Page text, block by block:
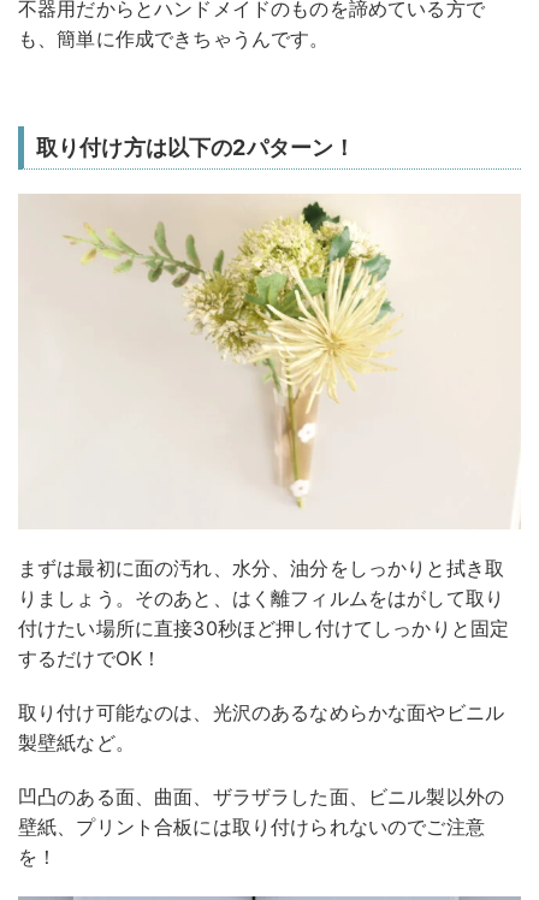
不器用だからとハンドメイドのものを諦めている方で
も、簡単に作成できちゃうんです。
取り付け方は以下の2パターン！
まずは最初に面の汚れ、水分、油分をしっかりと拭き取
りましょう。そのあと、はく離フィルムをはがして取り
付けたい場所に直接30秒ほど押し付けてしっかりと固定
するだけでOK！
取り付け可能なのは、光沢のあるなめらかな面やビニル
製壁紙など。
凹凸のある面、曲面、ザラザラした面、ビニル製以外の
壁紙、プリント合板には取り付けられないのでご注意
を！